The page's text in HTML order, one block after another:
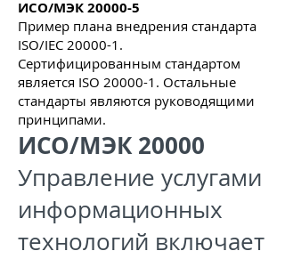
ИСО/МЭК 20000-5
Пример плана внедрения стандарта
ISO/IEC 20000-1.
Сертифицированным стандартом
является ISO 20000-1. Остальные
стандарты являются руководящими
принципами.
ИСО/МЭК 20000
Управление услугами
информационных
технологий включает